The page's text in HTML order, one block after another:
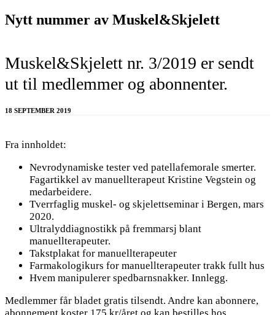
Nytt nummer av Muskel&Skjelett
Muskel&Skjelett nr. 3/2019 er sendt
ut til medlemmer og abonnenter.
18 SEPTEMBER 2019
Fra innholdet:
Nevrodynamiske tester ved patellafemorale smerter.
Fagartikkel av manuellterapeut Kristine Vegstein og
medarbeidere.
Tverrfaglig muskel- og skjelettseminar i Bergen, mars
2020.
Ultralyddiagnostikk på fremmarsj blant
manuellterapeuter.
Takstplakat for manuellterapeuter
Farmakologikurs for manuellterapeuter trakk fullt hus
Hvem manipulerer spedbarnsnakker. Innlegg.
Medlemmer får bladet gratis tilsendt. Andre kan abonnere,